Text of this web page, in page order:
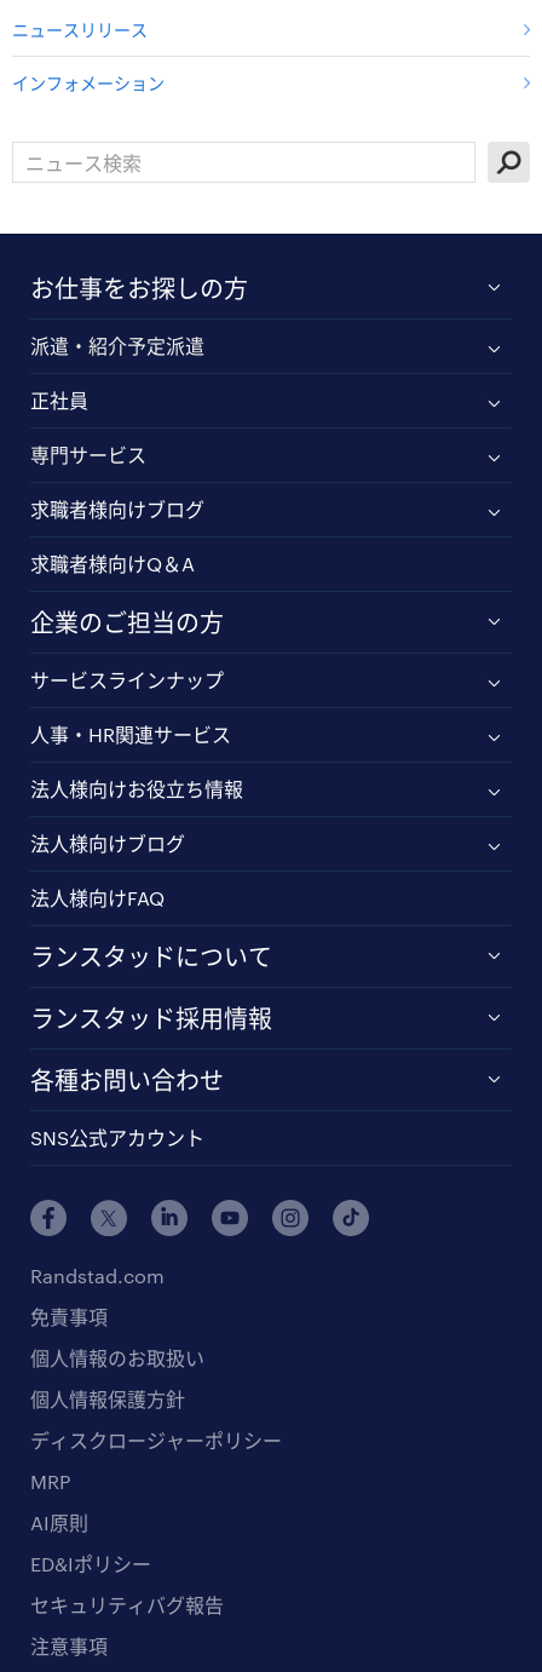
ニュースリリース
インフォメーション
お仕事をお探しの方
派遣・紹介予定派遣
正社員
専門サービス
求職者様向けブログ
求職者様向けQ＆A
企業のご担当の方
サービスラインナップ
人事・HR関連サービス
法人様向けお役立ち情報
法人様向けブログ
法人様向けFAQ
ランスタッドについて
ランスタッド採用情報
各種お問い合わせ
SNS公式アカウント
Randstad.com
免責事項
個人情報のお取扱い
個人情報保護方針
ディスクロージャーポリシー
MRP
AI原則
ED&Iポリシー
セキュリティバグ報告
注意事項